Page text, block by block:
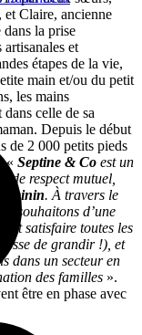
et Claire, ancienne
dans la prise
artisanales et
étapes de la vie,
main et/ou du petit
les mains
celle de sa
Depuis le début
de 2 000 petits pieds
« Septine & Co est un
de respect mutuel,
. À travers le
souhaitons d’une
et satisfaire toutes les
de grandir !), et
dans un secteur en
des familles ».
être en phase avec